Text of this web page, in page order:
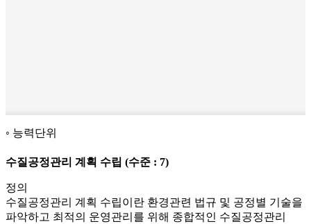
능력단위
수질공정관리 계획 수립 (수준 : 7)
정의
수질공정관리 계획 수립이란 환경관련 법규 및 공정별 기술을
파악하고 최적의 운영관리를 위해 종합적인 수질공정관리